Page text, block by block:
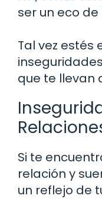
ser un eco
Tal vez estés
que te llevan
Si te
relación y
un reflejo de